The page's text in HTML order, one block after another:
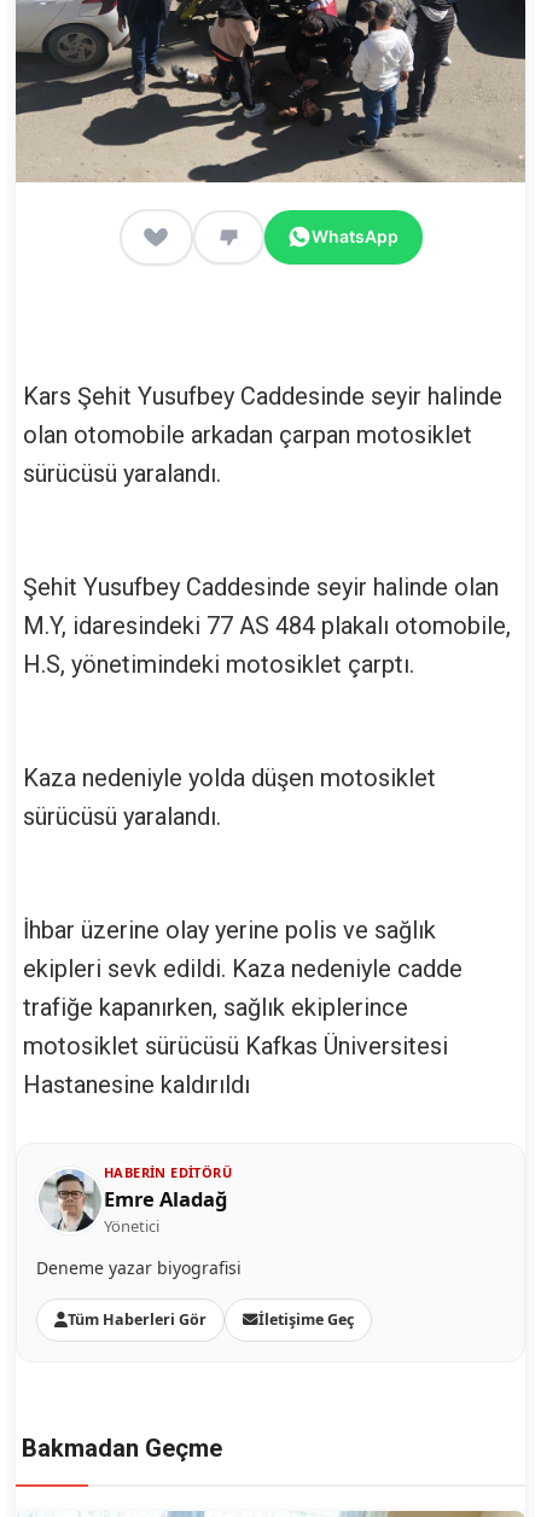
WhatsApp
Kars Şehit Yusufbey Caddesinde seyir halinde
olan otomobile arkadan çarpan motosiklet
sürücüsü yaralandı.
Şehit Yusufbey Caddesinde seyir halinde olan
M.Y, idaresindeki 77 AS 484 plakalı otomobile,
H.S, yönetimindeki motosiklet çarptı.
Kaza nedeniyle yolda düşen motosiklet
sürücüsü yaralandı.
İhbar üzerine olay yerine polis ve sağlık
ekipleri sevk edildi. Kaza nedeniyle cadde
trafiğe kapanırken, sağlık ekiplerince
motosiklet sürücüsü Kafkas Üniversitesi
Hastanesine kaldırıldı
HABERIN EDITÖRÜ
Emre Aladağ
Yönetici
Deneme yazar biyografisi
Tüm Haberleri Gör İletişime Geç
Bakmadan Geçme